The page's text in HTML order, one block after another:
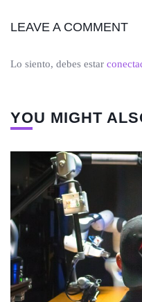
LEAVE A COMMENT
Lo siento, debes estar
YOU MIGHT